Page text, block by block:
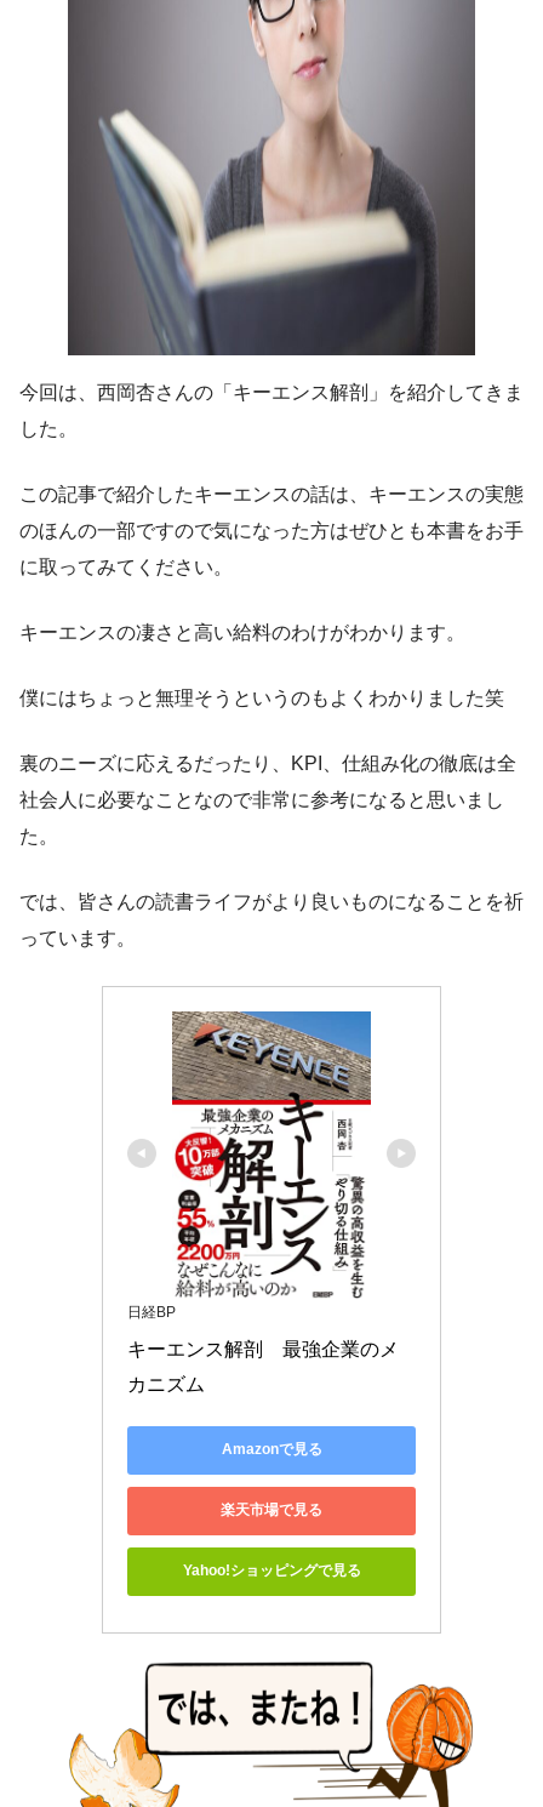
今回は、西岡杏さんの「キーエンス解剖」を紹介してきま
した。
この記事で紹介したキーエンスの話は、キーエンスの実態
のほんの一部ですので気になった方はぜひとも本書をお手
に取ってみてください。
キーエンスの凄さと高い給料のわけがわかります。
僕にはちょっと無理そうというのもよくわかりました笑
裏のニーズに応えるだったり、KPI、仕組み化の徹底は全
社会人に必要なことなので非常に参考になると思いまし
た。
では、皆さんの読書ライフがより良いものになることを祈
っています。
日経BP
キーエンス解剖　最強企業のメ
カニズム
Amazonで見る
楽天市場で見る
Yahoo!ショッピングで見る